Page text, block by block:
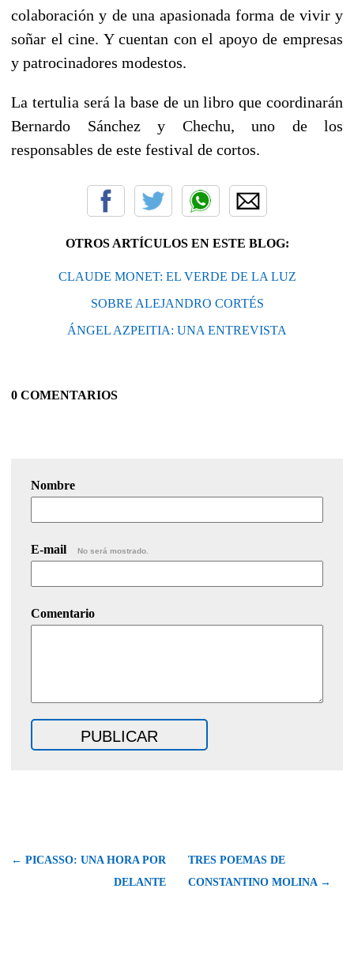
colaboración y de una apasionada forma de vivir y
soñar el cine. Y cuentan con el apoyo de empresas
y patrocinadores modestos.
La tertulia será la base de un libro que coordinarán
Bernardo Sánchez y Chechu, uno de los
responsables de este festival de cortos.
OTROS ARTÍCULOS EN ESTE BLOG:
CLAUDE MONET: EL VERDE DE LA LUZ
SOBRE ALEJANDRO CORTÉS
ÁNGEL AZPEITIA: UNA ENTREVISTA
0 COMENTARIOS
Nombre
E-mail No será mostrado.
Comentario
← PICASSO: UNA HORA POR
DELANTE
TRES POEMAS DE
CONSTANTINO MOLINA →